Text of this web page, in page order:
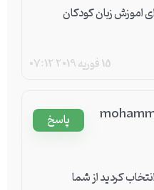
15 فوریه 2019 07:12
اموزش زبان کودکان
کردید از شما
پاسخ